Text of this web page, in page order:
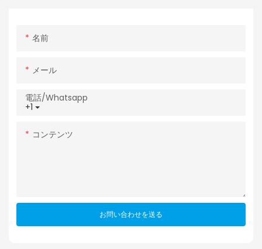
名前
メール
+1
電話/whatsapp
コンテンツ
お問い合わせを送る